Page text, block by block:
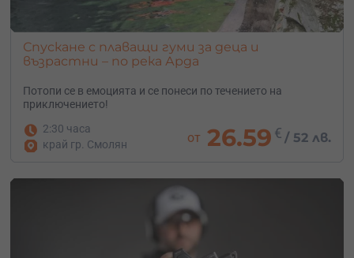
Спускане с плаващи гуми за деца и
възрастни – по река Арда
Потопи се в емоцията и се понеси по течението на
приключението!
2:30 часа
край гр. Смолян
от 26.59 € /52 лв.